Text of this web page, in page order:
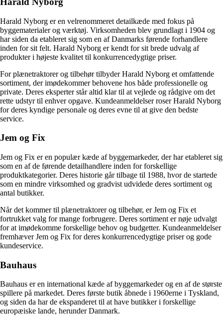
Harald Nyborg er en velrenommeret detailkæde med fokus på
byggematerialer og værktøj. Virksomheden blev grundlagt i 1904 og
har siden da etableret sig som en af Danmarks førende forhandlere
inden for sit felt. Harald Nyborg er kendt for sit brede udvalg af
produkter i højeste kvalitet til konkurrencedygtige priser.
For plænetraktorer og tilbehør tilbyder Harald Nyborg et omfattende
sortiment, der imødekommer behovene hos både professionelle og
private. Deres eksperter står altid klar til at vejlede og rådgive om det
rette udstyr til enhver opgave. Kundeanmeldelser roser Harald Nyborg
for deres kyndige personale og deres evne til at give den bedste
service.
Jem og Fix
Jem og Fix er en populær kæde af byggemarkeder, der har etableret sig
som en af de førende detailhandlere inden for forskellige
produktkategorier. Deres historie går tilbage til 1988, hvor de startede
som en mindre virksomhed og gradvist udvidede deres sortiment og
antal butikker.
Når det kommer til plænetraktorer og tilbehør, er Jem og Fix et
fortrukket valg for mange forbrugere. Deres sortiment er nøje udvalgt
for at imødekomme forskellige behov og budgetter. Kundeanmeldelser
fremhæver Jem og Fix for deres konkurrencedygtige priser og gode
kundeservice.
Bauhaus
Bauhaus er en international kæde af byggemarkeder og en af de største
spillere på markedet. Deres første butik åbnede i 1960erne i Tyskland,
og siden da har de ekspanderet til at have butikker i forskellige
europæiske lande, herunder Danmark.